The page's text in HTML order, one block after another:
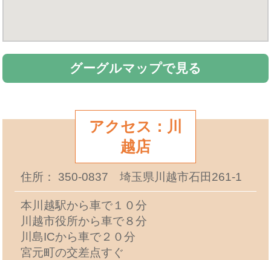
グーグルマップで見る
アクセス：川
越店
住所： 350-0837 埼玉県川越市石田261-1
本川越駅から車で１０分
川越市役所から車で８分
川島ICから車で２０分
宮元町の交差点すぐ